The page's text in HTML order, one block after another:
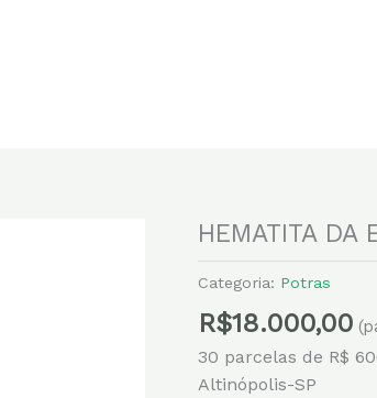
HEMATITA DA
Categoria: Potras
R$18.000,00
30 parcelas de R$
Altinópolis-SP